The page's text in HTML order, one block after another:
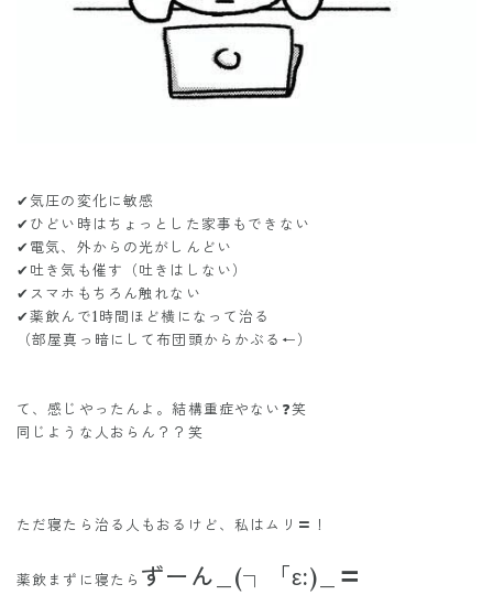
✔︎気圧の変化に敏感
✔︎ひどい時はちょっとした家事もできない
✔︎電気、外からの光がしんどい
✔︎吐き気も催す（吐きはしない）
✔︎スマホもちろん触れない
✔︎薬飲んで1時間ほど横になって治る
（部屋真っ暗にして布団頭からかぶる←）
て、感じやったんよ。結構重症やない❓笑
同じような人おらん？？笑
ただ寝たら治る人もおるけど、私はムリ〓！
薬飲まずに寝たら ずーん_(┐「ε:)_〓